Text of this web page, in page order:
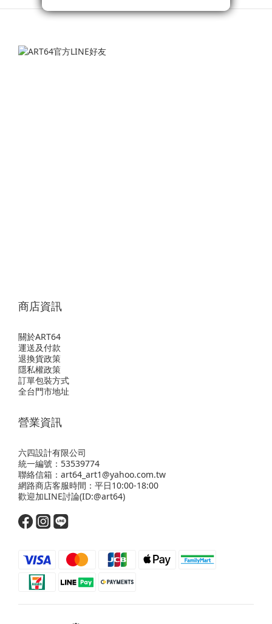
商店資訊
關於ART64
運送及付款
退換貨政策
隱私權政策
訂單包裝方式
全台門市地址
營業資訊
六四設計有限公司
統一編號：53539774
聯絡信箱：art64_art1@yahoo.com.tw
網路商店客服時間：平日10:00-18:00
歡迎加LINE討論(ID:@art64)